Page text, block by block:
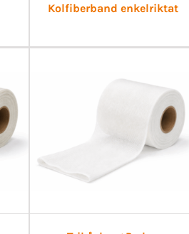
Kolfiberband enkelriktat